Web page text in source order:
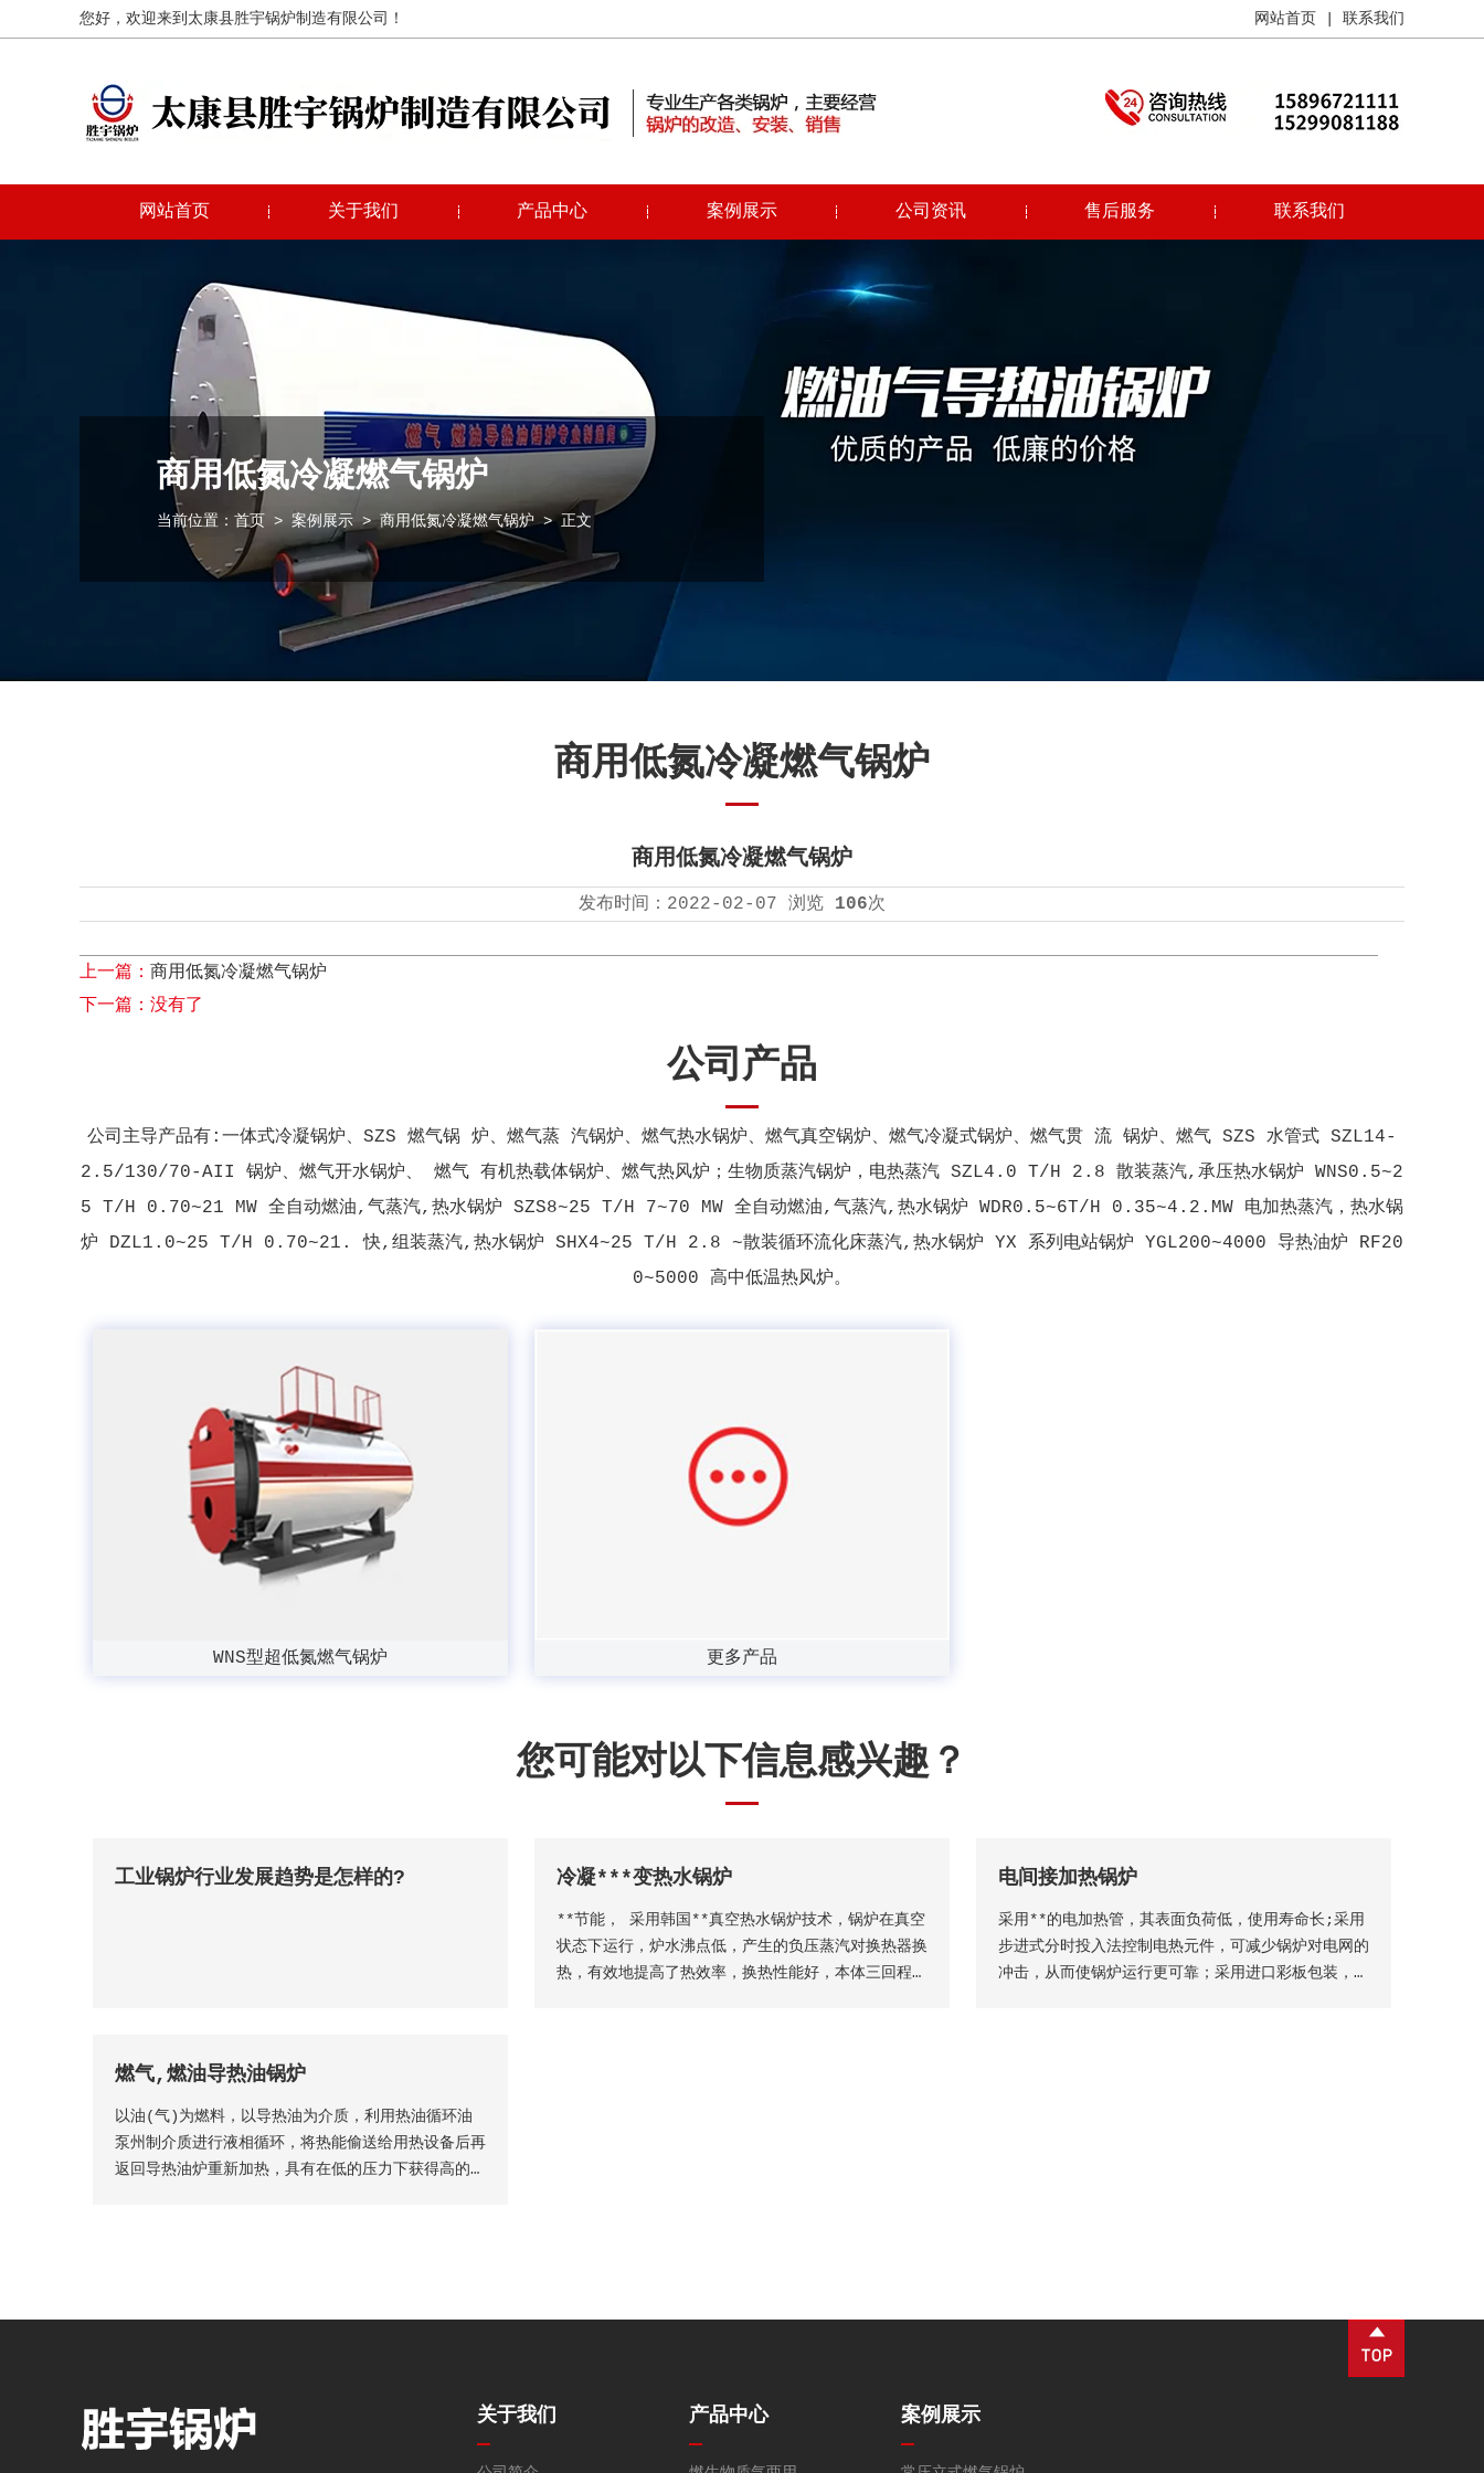
您好，欢迎来到太康县胜宇锅炉制造有限公司！ 网站首页 联系我们
网站首页 关于我们 产品中心 案例展示 公司资讯 售后服务 联系我们
商用低氮冷凝燃气锅炉
当前位置： 首页 > 案例展示 >商用低氮冷凝燃气锅炉> 正文
商用低氮冷凝燃气锅炉
商用低氮冷凝燃气锅炉
发布时间： 2022-02-07 浏览 106次
上一篇： 商用低氮冷凝燃气锅炉
下一篇：没有了
公司产品
公司主导产品有:一体式冷凝锅炉、SZS 燃气锅 炉、燃气蒸 汽锅炉、燃气热水锅炉、燃气真空锅炉、燃气冷凝式锅炉、燃气贯 流 锅炉、燃气 SZS 水管式 SZL14-
2.5/130/70-AII 锅炉、燃气开水锅炉、 燃气 有机热载体锅炉、燃气热风炉；生物质蒸汽锅炉，电热蒸汽 SZL4.0 T/H 2.8 散装蒸汽,承压热水锅炉 WNS0.5~2
5 T/H 0.70~21 MW 全自动燃油,气蒸汽,热水锅炉 SZS8~25 T/H 7~70 MW 全自动燃油,气蒸汽,热水锅炉 WDR0.5~6T/H 0.35~4.2.MW 电加热蒸汽，热水锅
炉 DZL1.0~25 T/H 0.70~21. 快,组装蒸汽,热水锅炉 SHX4~25 T/H 2.8 ~散装循环流化床蒸汽,热水锅炉 YX 系列电站锅炉 YGL200~4000 导热油炉 RF20
0~5000 高中低温热风炉。
WNS型超低氮燃气锅炉 更多产品
您可能对以下信息感兴趣？
工业锅炉行业发展趋势是怎样的? 冷凝***变热水锅炉
**节能， 采用韩国**真空热水锅炉技术，锅炉在真空
状态下运行，炉水沸点低，产生的负压蒸汽对换热器换
热，有效地提高了热效率，换热性能好，本体三回程湿
电间接加热锅炉
采用**的电加热管，其表面负荷低，使用寿命长;采用
步进式分时投入法控制电热元件，可减少锅炉对电网的
冲击，从而使锅炉运行更可靠；采用进口彩板包装，外
燃气,燃油导热油锅炉
以油(气)为燃料，以导热油为介质，利用热油循环油
泵州制介质进行液相循环，将热能偷送给用热设备后再
返回导热油炉重新加热，具有在低的压力下获得高的工
关于我们 产品中心 案例展示